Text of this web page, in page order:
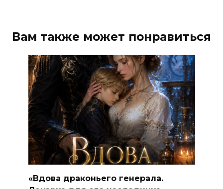
Вам также может понравиться
«Вдова драконьего генерала.